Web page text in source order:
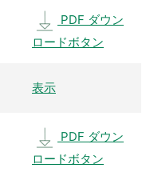
PDF ダウン
ロードボタン
表示
PDF ダウン
ロードボタン